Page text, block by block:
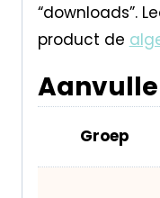
“downloads”.
product de
Groep